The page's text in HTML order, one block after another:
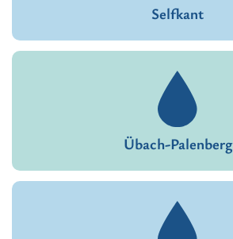
Selfkant
Übach-Palenberg